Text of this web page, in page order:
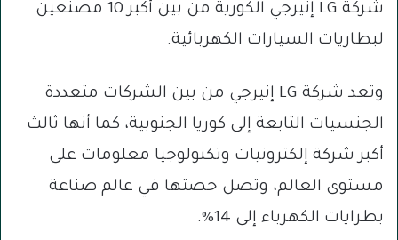
شركة LG إنيرجي الكورية من بين أكبر 10 مصنعين
لبطاريات السيارات الكهربائية.
وتعد شركة LG إنيرجي من بين الشركات متعددة
الجنسيات التابعة إلى كوريا الجنوبية، كما أنها ثالث
أكبر شركة إلكترونيات وتكنولوجيا معلومات على
مستوى العالم، وتصل حصتها في عالم صناعة
بطرايات الكهرباء إلى 14%.